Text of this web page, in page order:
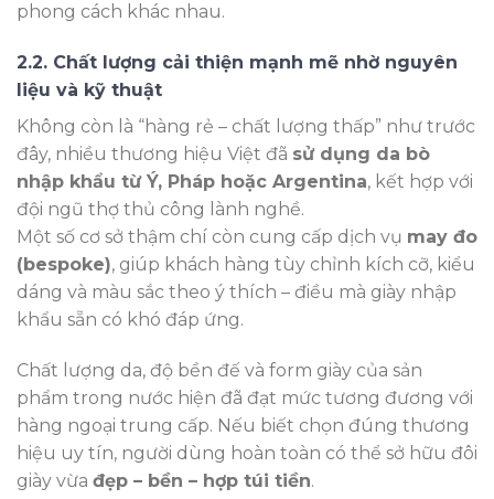
phong cách khác nhau.
2.2. Chất lượng cải thiện mạnh mẽ nhờ nguyên
liệu và kỹ thuật
Không còn là “hàng rẻ – chất lượng thấp” như trước
đây, nhiều thương hiệu Việt đã sử dụng da bò
nhập khẩu từ Ý, Pháp hoặc Argentina, kết hợp với
đội ngũ thợ thủ công lành nghề.
Một số cơ sở thậm chí còn cung cấp dịch vụ may đo
(bespoke), giúp khách hàng tùy chỉnh kích cỡ, kiểu
dáng và màu sắc theo ý thích – điều mà giày nhập
khẩu sẵn có khó đáp ứng.
Chất lượng da, độ bền đế và form giày của sản
phẩm trong nước hiện đã đạt mức tương đương với
hàng ngoại trung cấp. Nếu biết chọn đúng thương
hiệu uy tín, người dùng hoàn toàn có thể sở hữu đôi
giày vừa đẹp – bền – hợp túi tiền.